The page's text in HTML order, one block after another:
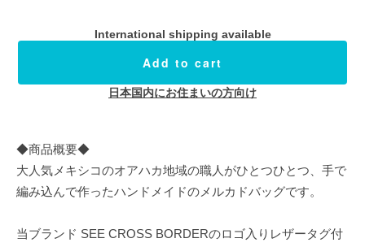
International shipping available
Add to cart
日本国内にお住まいの方向け
◆商品概要◆
大人気メキシコのオアハカ地域の職人がひとつひとつ、手で
編み込んで作ったハンドメイドのメルカドバッグです。
当ブランド SEE CROSS BORDERのロゴ入りレザータグ付